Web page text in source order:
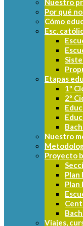
Nuestro
Por qué
Cómo
Esc.
Etapas
1º
2º
Nuestro
Proyecto
Plan
Plan
Viajes,